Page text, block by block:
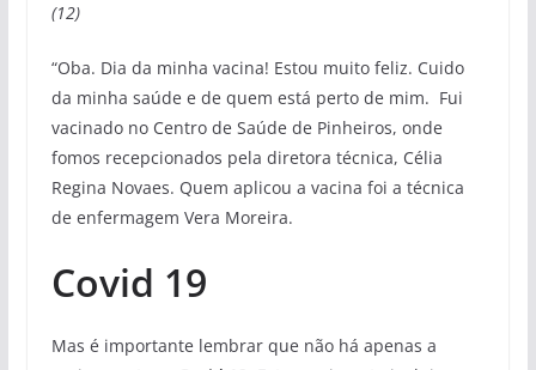
(12)
“Oba. Dia da minha vacina! Estou muito feliz. Cuido
da minha saúde e de quem está perto de mim. Fui
vacinado no Centro de Saúde de Pinheiros, onde
fomos recepcionados pela diretora técnica, Célia
Regina Novaes. Quem aplicou a vacina foi a técnica
de enfermagem Vera Moreira.
Covid 19
Mas é importante lembrar que não há apenas a